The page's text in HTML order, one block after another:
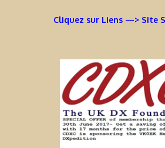
Cliquez sur Liens —> Site